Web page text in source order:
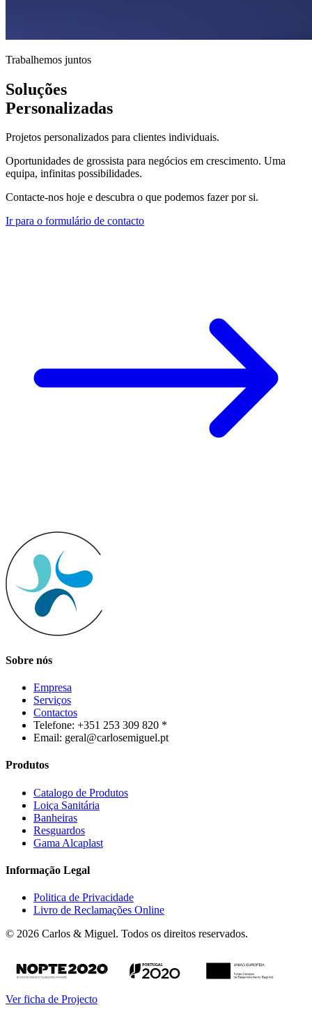
Trabalhemos juntos
Soluções
Personalizadas
Projetos personalizados para clientes individuais.
Oportunidades de grossista para negócios em crescimento. Uma
equipa, infinitas possibilidades.
Contacte-nos hoje e descubra o que podemos fazer por si.
Ir para o formulário de contacto
Sobre nós
Empresa
Serviços
Contactos
Telefone: +351 253 309 820 *
Email: geral@carlosemiguel.pt
Produtos
Catalogo de Produtos
Loiça Sanitária
Banheiras
Resguardos
Gama Alcaplast
Informação Legal
Politica de Privacidade
Livro de Reclamações Online
© 2026 Carlos & Miguel. Todos os direitos reservados.
Ver ficha de Projecto